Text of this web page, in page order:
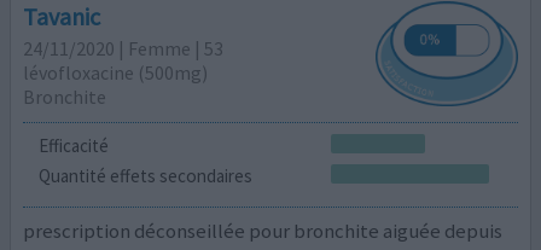
Tavanic
24/11/2020 | Femme | 53
lévofloxacine (500mg)
Bronchite
Efficacité
Quantité effets secondaires
prescription déconseillée pour bronchite aiguée depuis